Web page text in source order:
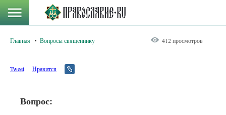
Главная Вопросы священнику 412 просмотров
Tweet Нравится
Вопрос: